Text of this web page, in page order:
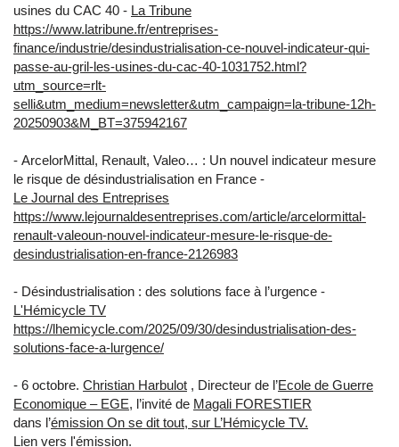
usines du CAC 40 - La Tribune
https://www.latribune.fr/entreprises-
finance/industrie/desindustrialisation-ce-nouvel-indicateur-qui-
passe-au-gril-les-usines-du-cac-40-1031752.html?
utm_source=rlt-
selli&utm_medium=newsletter&utm_campaign=la-tribune-12h-
20250903&M_BT=375942167
- ArcelorMittal, Renault, Valeo… : Un nouvel indicateur mesure
le risque de désindustrialisation en France -
Le Journal des Entreprises
https://www.lejournaldesentreprises.com/article/arcelormittal-
renault-valeoun-nouvel-indicateur-mesure-le-risque-de-
desindustrialisation-en-france-2126983
- Désindustrialisation : des solutions face à l’urgence -
L'Hémicycle TV
https://lhemicycle.com/2025/09/30/desindustrialisation-des-
solutions-face-a-lurgence/
- 6 octobre. Christian Harbulot , Directeur de l’Ecole de Guerre
Economique – EGE, l’invité de Magali FORESTIER
dans l’émission On se dit tout, sur L’Hémicycle TV.
Lien vers l'émission.